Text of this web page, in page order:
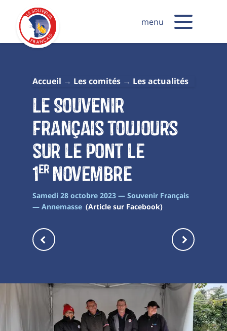
menu
Accueil Les comités Les actualités
Le Souvenir
français toujours
sur le pont le
1er novembre
Samedi 28 octobre 2023 — Souvenir Français
— Annemasse (Article sur Facebook)